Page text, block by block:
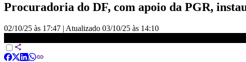
Procuradoria do DF, com apoio da PGR,
02/10/25 às 17:47 | Atualizado 03/10/25 às 14:10